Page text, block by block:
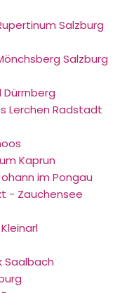
Salzburg
Salzburg
Lerchen Radstadt
Kaprun
im Pongau
- Zauchensee
Saalbach